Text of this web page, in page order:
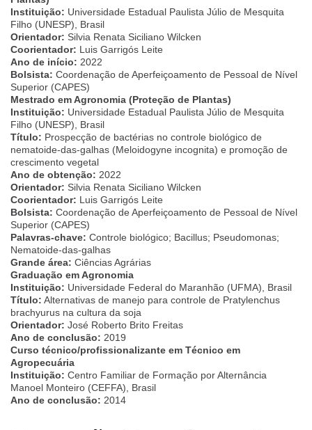
Instituição: Universidade Estadual Paulista Júlio de Mesquita
Filho (UNESP), Brasil
Orientador: Silvia Renata Siciliano Wilcken
Coorientador: Luis Garrigós Leite
Ano de início: 2022
Bolsista: Coordenação de Aperfeiçoamento de Pessoal de Nível
Superior (CAPES)
Mestrado em Agronomia (Proteção de Plantas)
Instituição: Universidade Estadual Paulista Júlio de Mesquita
Filho (UNESP), Brasil
Título: Prospecção de bactérias no controle biológico de
nematoide-das-galhas (Meloidogyne incognita) e promoção de
crescimento vegetal
Ano de obtenção: 2022
Orientador: Silvia Renata Siciliano Wilcken
Coorientador: Luis Garrigós Leite
Bolsista: Coordenação de Aperfeiçoamento de Pessoal de Nível
Superior (CAPES)
Palavras-chave: Controle biológico; Bacillus; Pseudomonas;
Nematoide-das-galhas
Grande área: Ciências Agrárias
Graduação em Agronomia
Instituição: Universidade Federal do Maranhão (UFMA), Brasil
Título: Alternativas de manejo para controle de Pratylenchus
brachyurus na cultura da soja
Orientador: José Roberto Brito Freitas
Ano de conclusão: 2019
Curso técnico/profissionalizante em Técnico em
Agropecuária
Instituição: Centro Familiar de Formação por Alternância
Manoel Monteiro (CEFFA), Brasil
Ano de conclusão: 2014